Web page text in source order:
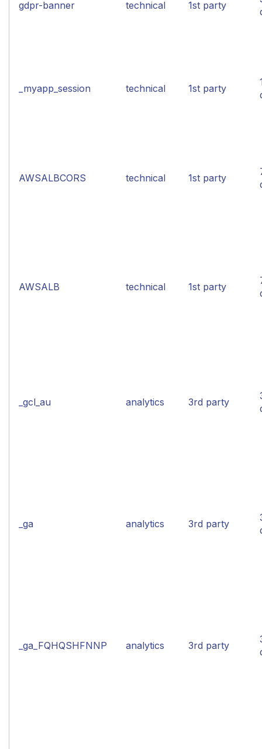
gdpr-banner technical 1st party
_myapp_session technical 1st party
AWSALBCORS technical 1st party
AWSALB technical 1st party
_gcl_au analytics 3rd party
_ga analytics 3rd party
_ga_FQHQSHFNNP analytics 3rd party